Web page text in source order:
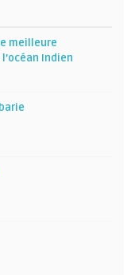
meilleure
Indien